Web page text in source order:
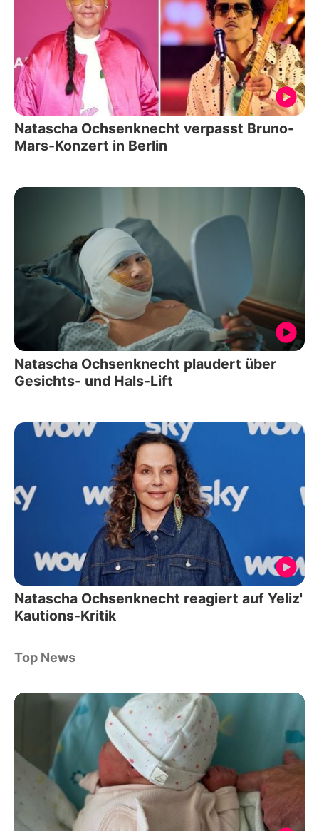
Natascha Ochsenknecht verpasst Bruno-
Mars-Konzert in Berlin
Natascha Ochsenknecht plaudert über
Gesichts- und Hals-Lift
Natascha Ochsenknecht reagiert auf Yeliz'
Kautions-Kritik
Top News